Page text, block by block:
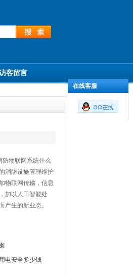
客留言
防物联网系统什么
消防设施管理维护
物联网传输，信息
加以人工智能处
产生的新业态。
电安全多少钱
在线客服